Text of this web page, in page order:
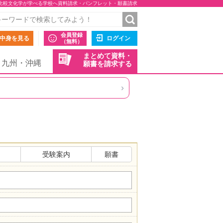
較文化学が学べる学校へ資料請求・パンフレット・願書請求
身を見る
会員登録
（無料）
ログイン
まとめて資料・
願書を請求する
九州・沖縄
›
受験案内 願書